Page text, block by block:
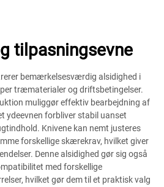
tilpasningsevne
bemærkelsesværdig alsidighed i
træmaterialer og driftsbetingelser.
muliggør effektiv bearbejdning af
ydeevnen forbliver stabil uanset
Knivene kan nemt justeres
forskellige skærekrav, hvilket giver
Denne alsidighed gør sig også
med forskellige
hvilket gør dem til et praktisk valg